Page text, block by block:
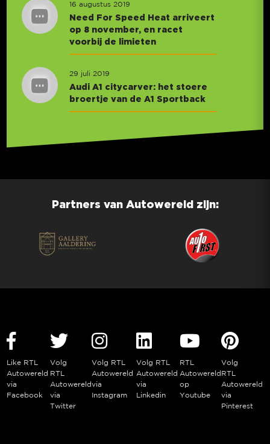
16 augustus 2019
Need For Speed Heat arriveert
op 8 november, en racet
voorbij de limieten
29 juli 2019
Audi A1 citycarver: het stoere
broertje van de A1 Sportback
Partners van Autowereld zijn:
Like RTL
Autowereld
via
Facebook
Volg
RTL
Autowereld
via
Twitter
Volg RTL
Autowereld
via
Instagram
Volg RTL
Autowereld
via
Linkedin
RTL
Autowereld
op
Youtube
Volg
RTL
Autowereld
via
Pinterest